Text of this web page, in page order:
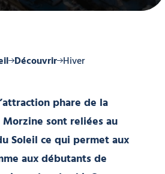
Découvrir Hiver
phare de la
sont reliées au
Soleil ce qui permet aux
aux débutants de